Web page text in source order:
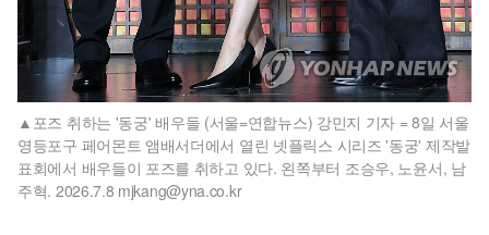
포즈 취하는 '동궁' 배우들 (서울=연합뉴스) 강민지 기자 = 8일 서울
영등포구 페어몬트 앰배서더에서 열린 넷플릭스 시리즈 '동궁' 제작발
표회에서 배우들이 포즈를 취하고 있다. 왼쪽부터 조승우, 노윤서, 남
주혁. 2026.7.8 mjkang@yna.co.kr